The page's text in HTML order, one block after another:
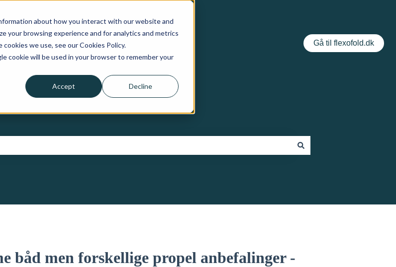
about how you interact with our website and
your browsing experience and for analytics and metrics
we use, see our Cookies Policy.
cookie will be used in your browser to remember your
Accept Decline
Gå til flexofold.dk
båd men forskellige propel anbefalinger -